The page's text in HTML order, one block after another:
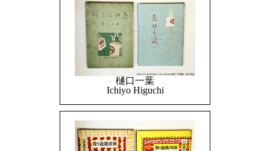
樋口一葉
Ichiyo Higuchi